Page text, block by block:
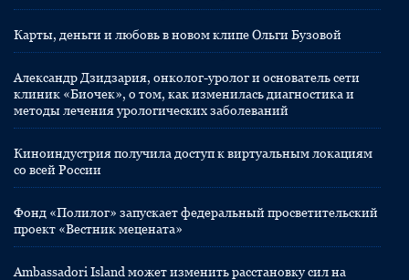
Карты, деньги и любовь в новом клипе Ольги Бузовой
Александр Дзидзария, онколог-уролог и основатель сети
клиник «Биочек», о том, как изменилась диагностика и
методы лечения урологических заболеваний
Киноиндустрия получила доступ к виртуальным локациям
со всей России
Фонд «Полилог» запускает федеральный просветительский
проект «Вестник мецената»
Ambassadori Island может изменить расстановку сил на